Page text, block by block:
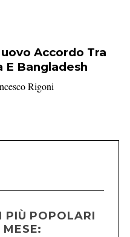
Accordo Tra
E Bangladesh
Rigoni
PIÙ POPOLARI